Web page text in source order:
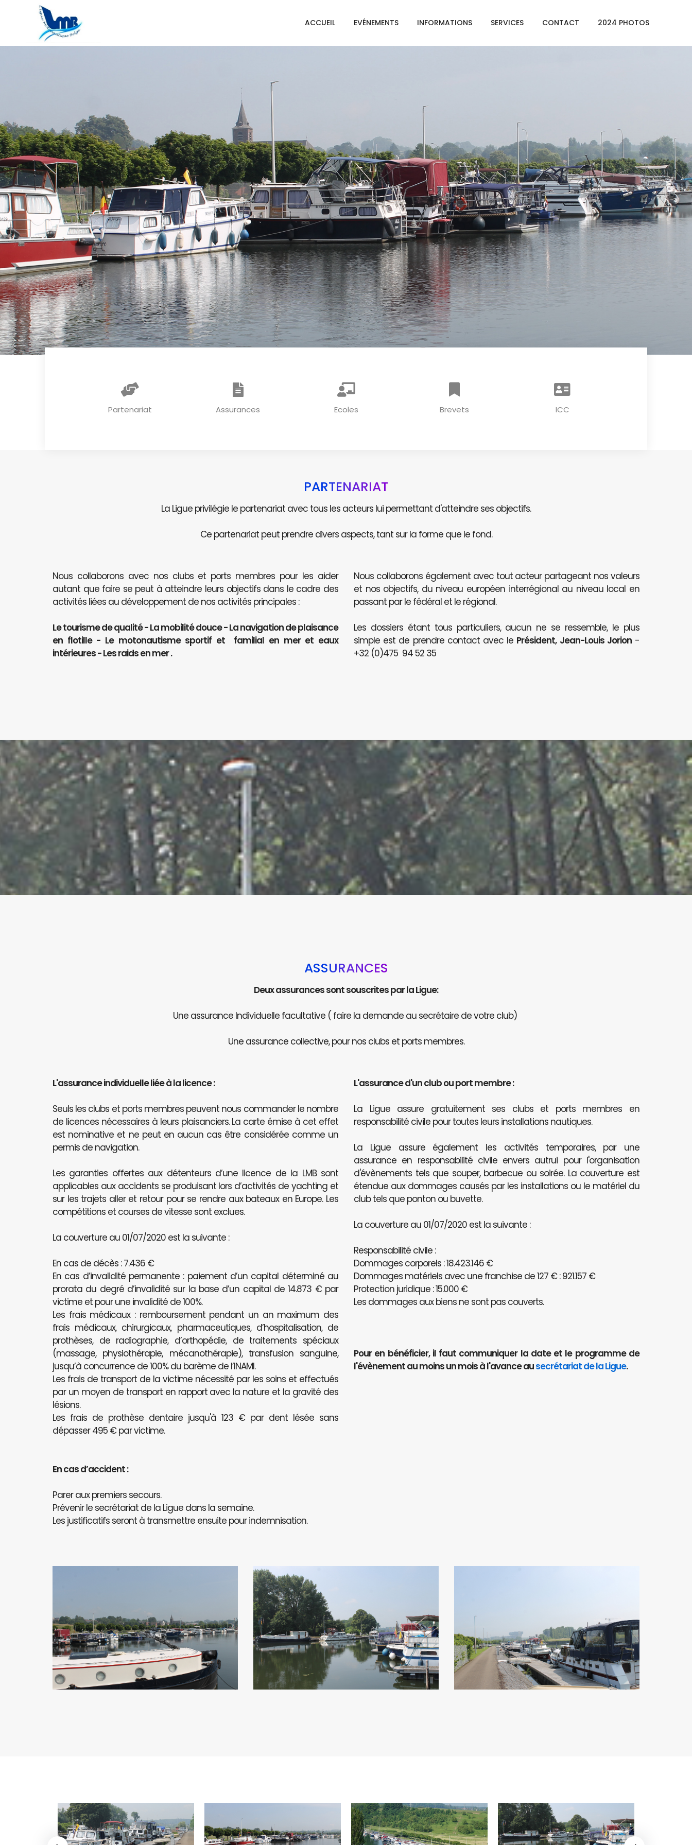
ACCUEIL EVÉNEMENTS INFORMATIONS SERVICES CONTACT 2024 PHOTOS
Partenariat Assurances Ecoles Brevets ICC
PARTENARIAT
La Ligue privilégie le partenariat avec tous les acteurs lui permettant d'atteindre ses objectifs.
Ce partenariat peut prendre divers aspects, tant sur la forme que le fond.
Nous collaborons avec nos clubs et ports membres pour les aider
autant que faire se peut à atteindre leurs objectifs dans le cadre des
activités liées au développement de nos activités principales :
Le tourisme de qualité - La mobilité douce - La navigation de plaisance
en flotille - Le motonautisme sportif et familial en mer et eaux
intérieures - Les raids en mer .
Nous collaborons également avec tout acteur partageant nos valeurs
et nos objectifs, du niveau européen interrégional au niveau local en
passant par le fédéral et le régional.
Les dossiers étant tous particuliers, aucun ne se ressemble, le plus
simple est de prendre contact avec le Président, Jean-Louis Jorion-
+32 (0)475 94 52 35
ASSURANCES
Deux assurances sont souscrites par la Ligue:
Une assurance Individuelle facultative ( faire la demande au secrétaire de votre club)
Une assurance collective, pour nos clubs et ports membres.
L'assurance individuelle liée à la licence :
Seuls les clubs et ports membres peuvent nous commander le nombre
de licences nécessaires à leurs plaisanciers. La carte émise à cet effet
est nominative et ne peut en aucun cas être considérée comme un
permis de navigation.
Les garanties offertes aux détenteurs d’une licence de la LMB sont
applicables aux accidents se produisant lors d’activités de yachting et
sur les trajets aller et retour pour se rendre aux bateaux en Europe. Les
compétitions et courses de vitesse sont exclues.
La couverture au 01/07/2020 est la suivante :
En cas de décès : 7.436 €
En cas d’invalidité permanente : paiement d’un capital déterminé au
prorata du degré d’invalidité sur la base d’un capital de 14.873 € par
victime et pour une invalidité de 100%.
Les frais médicaux : remboursement pendant un an maximum des
frais médicaux, chirurgicaux, pharmaceutiques, d’hospitalisation, de
prothèses, de radiographie, d’orthopédie, de traitements spéciaux
(massage, physiothérapie, mécanothérapie), transfusion sanguine,
jusqu’à concurrence de 100% du barème de l’INAMI.
Les frais de transport de la victime nécessité par les soins et effectués
par un moyen de transport en rapport avec la nature et la gravité des
lésions.
Les frais de prothèse dentaire jusqu'à 123 € par dent lésée sans
dépasser 495 € par victime.
En cas d’accident :
Parer aux premiers secours.
Prévenir le secrétariat de la Ligue dans la semaine.
Les justificatifs seront à transmettre ensuite pour indemnisation.
L'assurance d'un club ou port membre :
La Ligue assure gratuitement ses clubs et ports membres en
responsabilité civile pour toutes leurs installations nautiques.
La Ligue assure également les activités temporaires, par une
assurance en responsabilité civile envers autrui pour l'organisation
d'évènements tels que souper, barbecue ou soirée. La couverture est
étendue aux dommages causés par les installations ou le matériel du
club tels que ponton ou buvette.
La couverture au 01/07/2020 est la suivante :
Responsabilité civile :
Dommages corporels : 18.423.146 €
Dommages matériels avec une franchise de 127 € : 921.157 €
Protection juridique : 15.000 €
Les dommages aux biens ne sont pas couverts.
Pour en bénéficier, il faut communiquer la date et le programme de
l'évènement au moins un mois à l'avance ausecrétariat de la Ligue.